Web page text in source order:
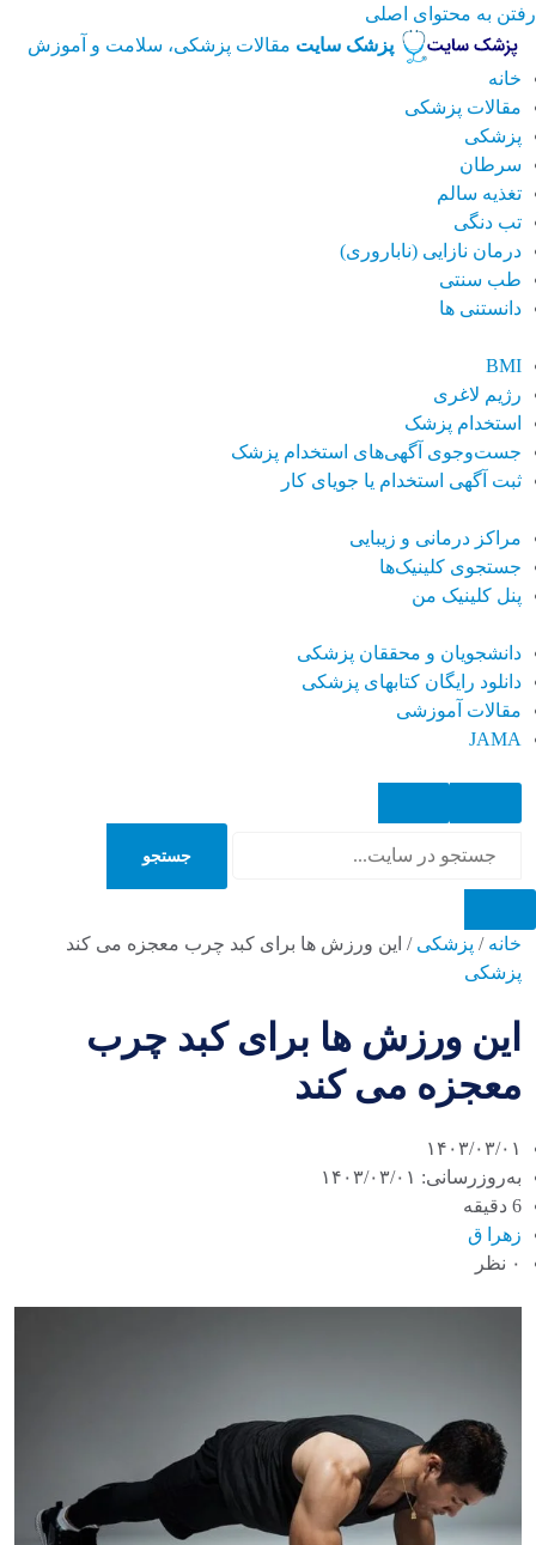
رفتن به محتوای اصلی
پزشک سایت مقالات پزشکی، سلامت و آموزش
خانه
مقالات پزشکی
پزشکی
سرطان
تغذیه سالم
تب دنگی
درمان نازایی (ناباروری)
طب سنتی
دانستنی ها
BMI
رژیم لاغری
استخدام پزشک
جست‌وجوی آگهی‌های استخدام پزشک
ثبت آگهی استخدام یا جویای کار
مراکز درمانی و زیبایی
جستجوی کلینیک‌ها
پنل کلینیک من
دانشجویان و محققان پزشکی
دانلود رایگان کتابهای پزشکی
مقالات آموزشی
JAMA
جستجو
خانه / پزشکی / این ورزش ها برای کبد چرب معجزه می کند
پزشکی
این ورزش ها برای کبد چرب
معجزه می کند
۱۴۰۳/۰۳/۰۱
به‌روزرسانی: ۱۴۰۳/۰۳/۰۱
6 دقیقه
زهرا ق
۰ نظر